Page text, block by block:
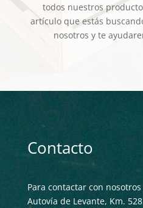
todos nuestros
artículo que estás
nosotros y te
Contacto
Para contactar con
Autovía de Levante, Km.